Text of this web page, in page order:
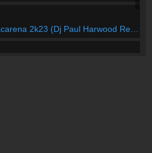
2k23 (Dj Paul Harwood Remix)